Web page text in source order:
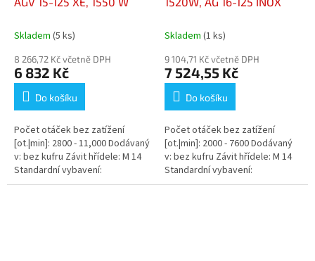
Skladem (5 ks)
8 266,72 Kč včetně DPH
6 832 Kč
Do košíku
Počet otáček bez zatížení
[ot.|min]: 2800 - 11,000 Dodávaný
v: bez kufru Závit hřídele: M 14
Standardní vybavení:
Rychloupínací ochranný kryt,
Skladem (1 ks)
9 104,71 Kč včetně DPH
7 524,55 Kč
Do košíku
Počet otáček bez zatížení
[ot.|min]: 2000 - 7600 Dodávaný
v: bez kufru Závit hřídele: M 14
Standardní vybavení:
Rychloupínací ochranný kryt,